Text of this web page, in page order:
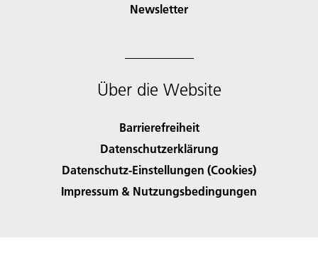
Newsletter
Über die Website
Barrierefreiheit
Datenschutzerklärung
Datenschutz-Einstellungen (Cookies)
Impressum & Nutzungsbedingungen